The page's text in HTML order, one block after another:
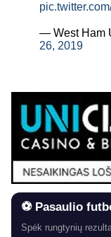
— West Ham
26, 2019
⚽ Pasaulio
Spėk rungtynių